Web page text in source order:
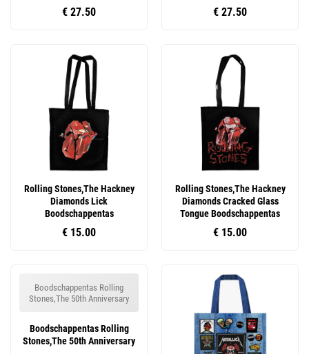
€ 27.50 € 27.50
Rolling Stones,The Hackney
Diamonds Lick
Boodschappentas
€ 15.00
Rolling Stones,The Hackney
Diamonds Cracked Glass
Tongue Boodschappentas
€ 15.00
Boodschappentas Rolling
Stones,The 50th Anniversary
Boodschappentas Rolling
Stones,The 50th Anniversary